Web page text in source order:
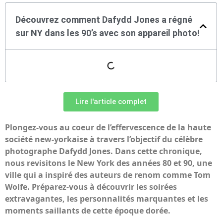
Découvrez comment Dafydd Jones a régné
sur NY dans les 90’s avec son appareil photo!
Lire l'article complet
Plongez-vous au coeur de l’effervescence de la haute
société new-yorkaise à travers l’objectif du célèbre
photographe Dafydd Jones. Dans cette chronique,
nous revisitons le New York des années 80 et 90, une
ville qui a inspiré des auteurs de renom comme Tom
Wolfe. Préparez-vous à découvrir les soirées
extravagantes, les personnalités marquantes et les
moments saillants de cette époque dorée.